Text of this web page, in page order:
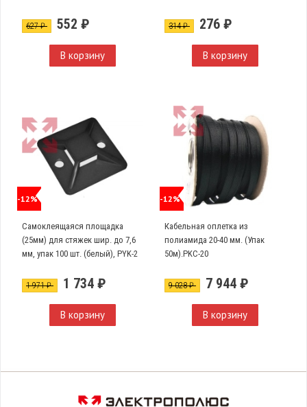
627 ₽ 552 ₽
В корзину
314 ₽ 276 ₽
В корзину
-12%
Самоклеящаяся площадка
(25мм) для стяжек шир. до 7,6
мм, упак 100 шт. (белый), PYK-2
1 971 ₽ 1 734 ₽
В корзину
-12%
Кабельная оплетка из
полиамида 20-40 мм. (Упак
50м).PKC-20
9 028 ₽ 7 944 ₽
В корзину